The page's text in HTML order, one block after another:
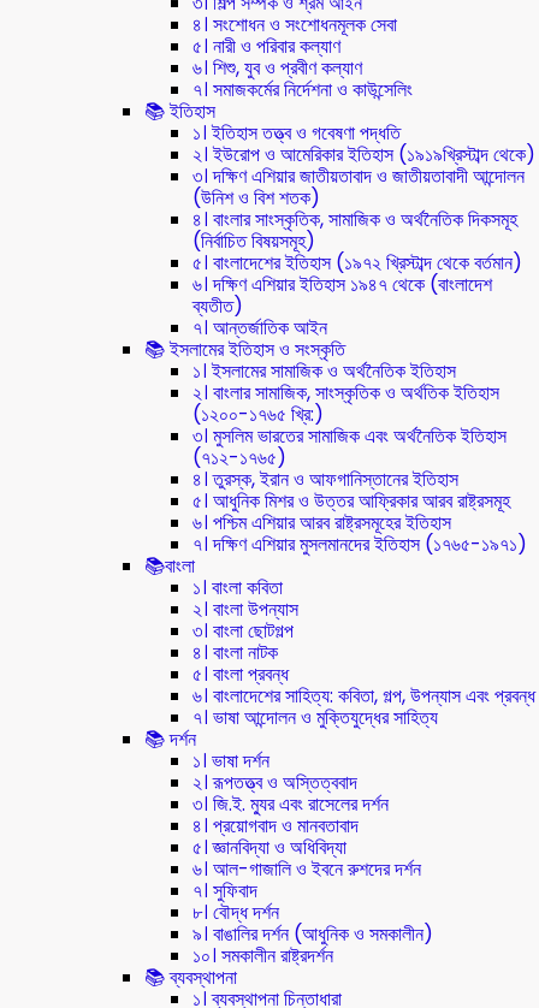
৪। সংশোধন ও সংশোধনমূলক সেবা
৫। নারী ও পরিবার কল্যাণ
৬। শিশু, যুব ও প্রবীণ কল্যাণ
৭। সমাজকর্মের নির্দেশনা ও কাউন্সেলিং
📚 ইতিহাস
১। ইতিহাস তত্ত্ব ও গবেষণা পদ্ধতি
২। ইউরোপ ও আমেরিকার ইতিহাস (১৯১৯খ্রিস্টাব্দ থেকে)
৩। দক্ষিণ এশিয়ার জাতীয়তাবাদ ও জাতীয়তাবাদী আন্দোলন
(উনিশ ও বিশ শতক)
৪। বাংলার সাংস্কৃতিক, সামাজিক ও অর্থনৈতিক দিকসমূহ
(নির্বাচিত বিষয়সমূহ)
৫। বাংলাদেশের ইতিহাস (১৯৭২ খ্রিস্টাব্দ থেকে বর্তমান)
৬। দক্ষিণ এশিয়ার ইতিহাস ১৯৪৭ থেকে (বাংলাদেশ
ব্যতীত)
৭। আন্তর্জাতিক আইন
📚 ইসলামের ইতিহাস ও সংস্কৃতি
১। ইসলামের সামাজিক ও অর্থনৈতিক ইতিহাস
২। বাংলার সামাজিক, সাংস্কৃতিক ও অর্থতিক ইতিহাস
(১২০০-১৭৬৫ খ্রি:)
৩। মুসলিম ভারতের সামাজিক এবং অর্থনৈতিক ইতিহাস
(৭১২-১৭৬৫)
৪। তুরস্ক, ইরান ও আফগানিস্তানের ইতিহাস
৫। আধুনিক মিশর ও উত্তর আফ্রিকার আরব রাষ্ট্রসমূহ
৬। পশ্চিম এশিয়ার আরব রাষ্ট্রসমূহের ইতিহাস
৭। দক্ষিণ এশিয়ার মুসলমানদের ইতিহাস (১৭৬৫-১৯৭১)
📚বাংলা
১। বাংলা কবিতা
২। বাংলা উপন্যাস
৩। বাংলা ছোটগল্প
৪। বাংলা নাটক
৫। বাংলা প্রবন্ধ
৬। বাংলাদেশের সাহিত্য: কবিতা, গল্প, উপন্যাস এবং প্রবন্ধ
৭। ভাষা আন্দোলন ও মুক্তিযুদ্ধের সাহিত্য
📚 দর্শন
১। ভাষা দর্শন
২। রূপতত্ত্ব ও অস্তিত্ববাদ
৩। জি.ই. ম্যুর এবং রাসেলের দর্শন
৪। প্রয়োগবাদ ও মানবতাবাদ
৫। জ্ঞানবিদ্যা ও অধিবিদ্যা
৬। আল-গাজালি ও ইবনে রুশদের দর্শন
৭। সুফিবাদ
৮। বৌদ্ধ দর্শন
৯। বাঙালির দর্শন (আধুনিক ও সমকালীন)
১০। সমকালীন রাষ্ট্রদর্শন
📚 ব্যবস্থাপনা
১। ব্যবস্থাপনা চিন্তাধারা